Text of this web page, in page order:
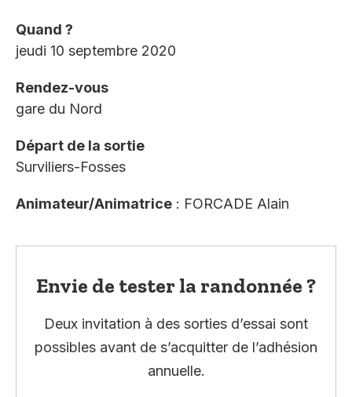
Quand ?
jeudi 10 septembre 2020
Rendez-vous
gare du Nord
Départ de la sortie
Surviliers-Fosses
Animateur/Animatrice : FORCADE Alain
Envie de tester la randonnée ?
Deux invitation à des sorties d’essai sont
possibles avant de s’acquitter de l’adhésion
annuelle.